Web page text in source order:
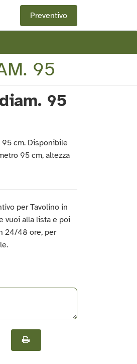
Preventivo
95
95
cm. Disponibile
95 cm, altezza
per Tavolino in
vuoi alla lista e poi
24/48 ore, per